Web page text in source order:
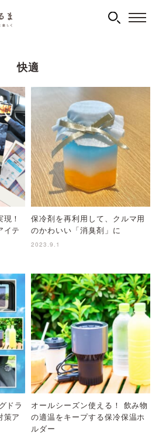
快適
！
イテ
保冷剤を再利用して、クルマ用
のかわいい「消臭剤」に
2023.9.1
ドラ
策ア
オールシーズン使える！ 飲み物
の適温をキープする保冷保温ホ
ルダー